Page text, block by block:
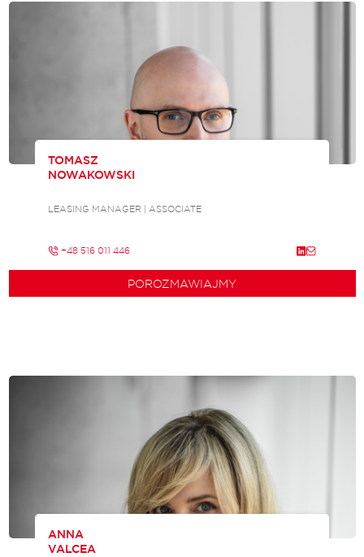
TOMASZ
NOWAKOWSKI
LEASING MANAGER | ASSOCIATE
+48 516 011 446
POROZMAWIAJMY
ANNA
VALCEA